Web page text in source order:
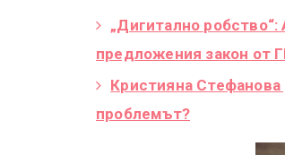
„Дигитално
предложения закон от
Кристияна
проблемът?